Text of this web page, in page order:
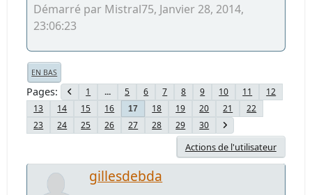
Démarré par Mistral75, Janvier 28, 2014,
23:06:23
EN BAS
Pages 1 ... 5 6 7 8 9 10 11
12
13
14 15 16 17 18 19 20 21
22
23
24 25 26 27 28 29 30
Actions de l'utilisateur
gillesdebda